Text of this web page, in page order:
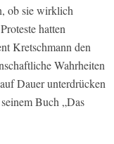
ob sie wirklich
hatten
Kretschmann den
Wahrheiten
Dauer unterdrücken
Buch „Das